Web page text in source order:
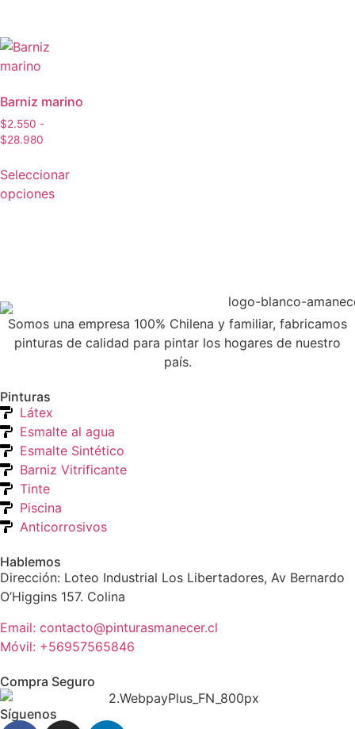
Barniz marino
$2.550 -
$28.980
Seleccionar
opciones
Somos una empresa 100% Chilena y familiar, fabricamos
pinturas de calidad para pintar los hogares de nuestro
país.
Pinturas
Látex
Esmalte al agua
Esmalte Sintético
Barniz Vitrificante
Tinte
Piscina
Anticorrosivos
Hablemos
Dirección: Loteo Industrial Los Libertadores, Av Bernardo
O’Higgins 157. Colina
Email: contacto@pinturasmanecer.cl
Móvil: +56957565846
Compra Seguro
Síguenos